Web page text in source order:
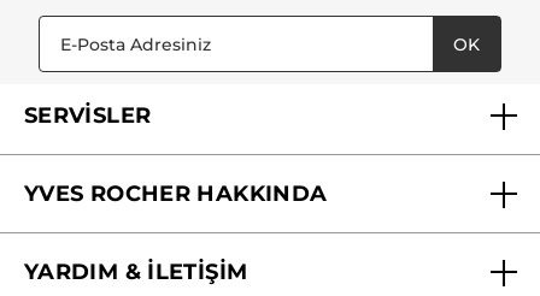
OK
SERVİSLER
YVES ROCHER HAKKINDA
Yves Rocher Vakfı
YARDIM & İLETİŞİM